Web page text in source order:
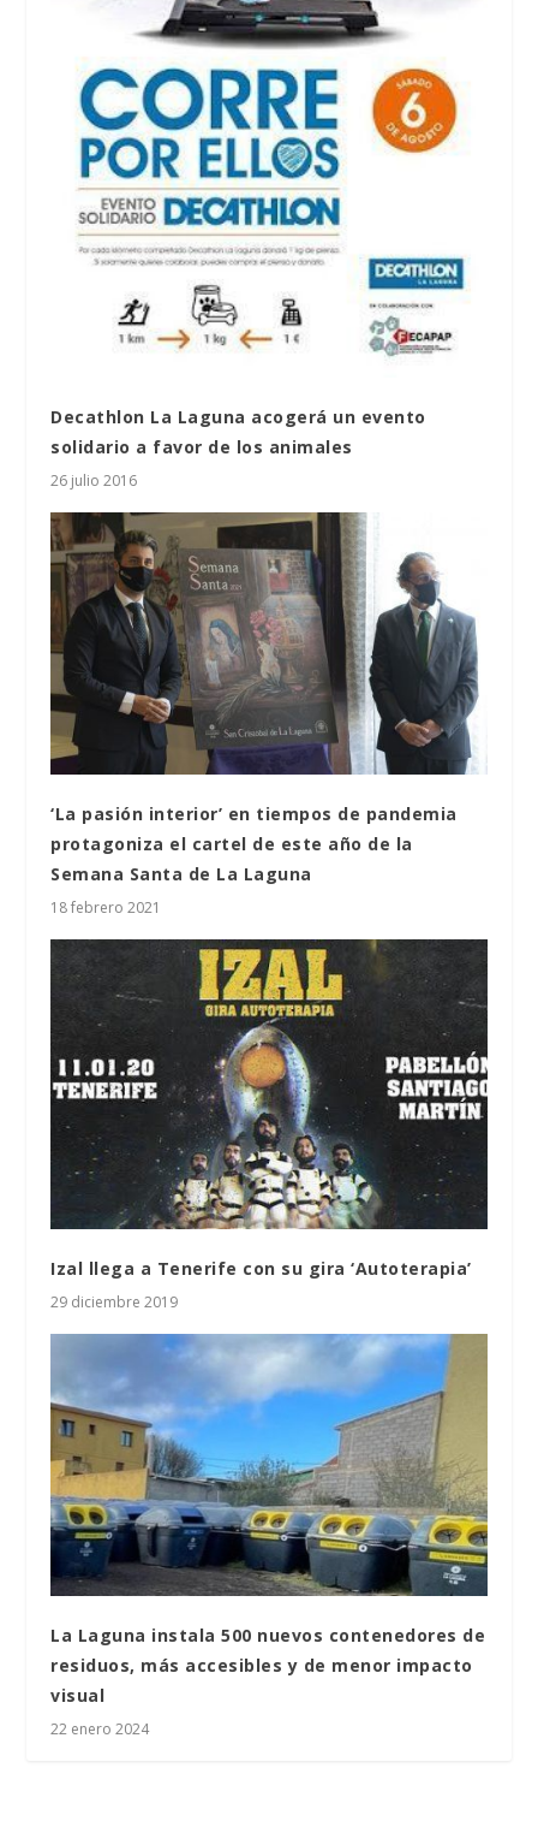
Decathlon La Laguna acogerá un evento
solidario a favor de los animales
26 julio 2016
‘La pasión interior’ en tiempos de pandemia
protagoniza el cartel de este año de la
Semana Santa de La Laguna
18 febrero 2021
Izal llega a Tenerife con su gira ‘Autoterapia’
29 diciembre 2019
La Laguna instala 500 nuevos contenedores de
residuos, más accesibles y de menor impacto
visual
22 enero 2024